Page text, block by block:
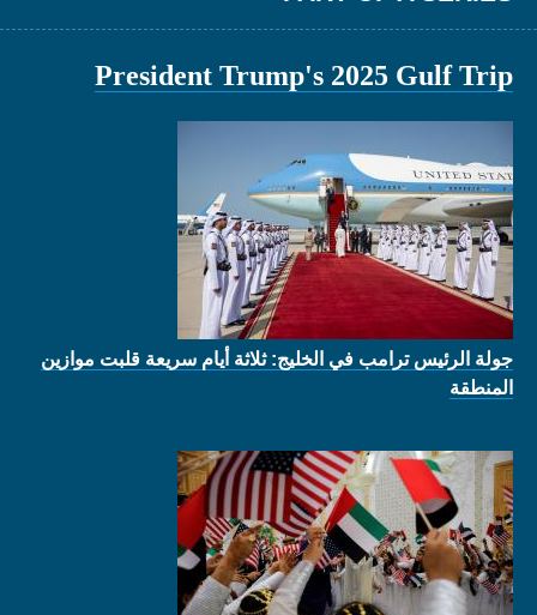
President Trump's 2025 Gulf Trip
جولة الرئيس ترامب في الخليج: ثلاثة أيام سريعة قلبت موازين
المنطقة